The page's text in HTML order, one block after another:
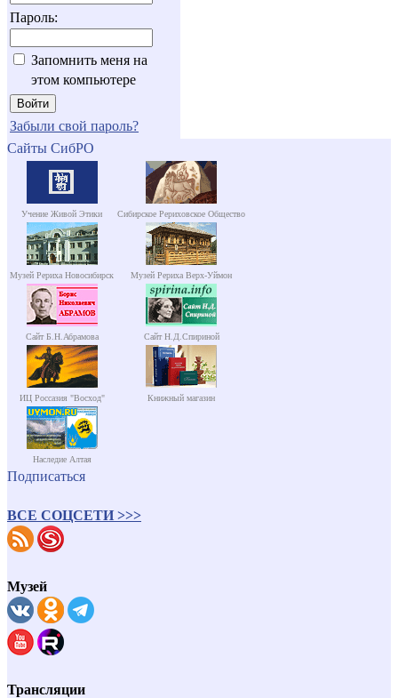
Пароль:
Запомнить меня на
этом компьютере
Забыли свой пароль?
Сайты СибРО
Учение Живой Этики Сибирское Рериховское Общество
Музей Рериха Новосибирск Музей Рериха Верх-Уймон
Сайт Б.Н.Абрамова Сайт Н.Д.Спириной
ИЦ Россазия "Восход" Книжный магазин
Наследие Алтая
Подписаться
ВСЕ СОЦСЕТИ >>>
Музей
Трансляции